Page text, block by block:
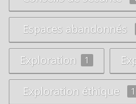
Espaces abandonnés
Exploration 1
Exploration éthique 1